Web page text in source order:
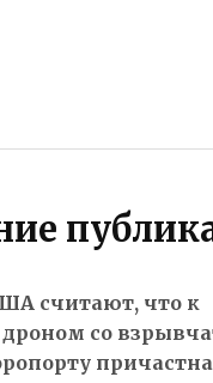
считают, что к
со